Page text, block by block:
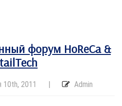
форум HoReCa &
10th, 2011 | Admin